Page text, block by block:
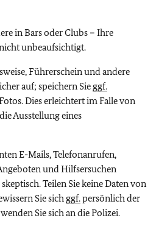
in Bars oder Clubs – Ihre
unbeaufsichtigt.
Führerschein und andere
auf; speichern Sie ggf.
Dies erleichtert im Falle von
Ausstellung eines
E-Mails, Telefonanrufen,
und Hilfsersuchen
Teilen Sie keine Daten von
Sie sich ggf.persönlich der
Sie sich an die Polizei.